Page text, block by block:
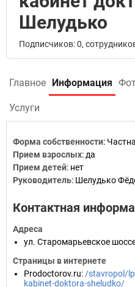
Шелудько
Подписчиков: 0,
Главное Информация
Услуги
Форма собственности:
Прием взрослых: да
Прием детей: нет
Руководитель: Шелудько
Контактная
Адреса
ул. Старомарьевское
Страницы в интернете
Prodoctorov.ru: /stavropol/
kabinet-doktora-sheludko/